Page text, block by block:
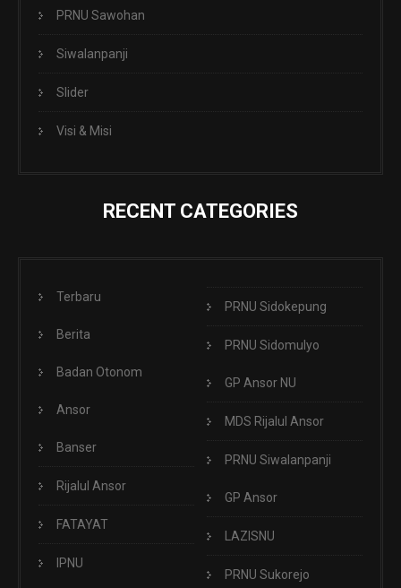
PRNU Sawohan
Siwalanpanji
Slider
Visi & Misi
RECENT CATEGORIES
Terbaru
Berita
Badan Otonom
Ansor
Banser
Rijalul Ansor
FATAYAT
IPNU
PRNU Sidokepung
PRNU Sidomulyo
GP Ansor NU
MDS Rijalul Ansor
PRNU Siwalanpanji
GP Ansor
LAZISNU
PRNU Sukorejo